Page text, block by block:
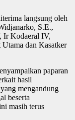
langsung oleh
S.E.,
Ir Kodaeral IV,
dan Kasatker
paparan
hasil
mengandung
beserta
masih terus